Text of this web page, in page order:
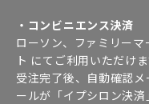
・コンビニエンス決済
ローソン、ファミリー
ト にてご利用いただけま
受注完了後、自動確認
ールが「イプシロン決済